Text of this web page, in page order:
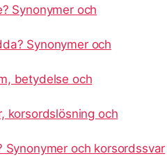
Synonymer och
Synonymer och
betydelse och
korsordslösning och
och korsordssvar